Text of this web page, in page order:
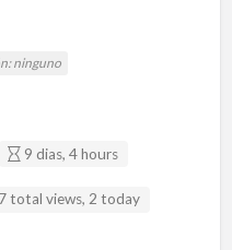
ninguno
9 dias, 4 hours
total views, 2 today